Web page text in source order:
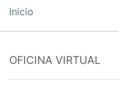
Inicio
OFICINA VIRTUAL